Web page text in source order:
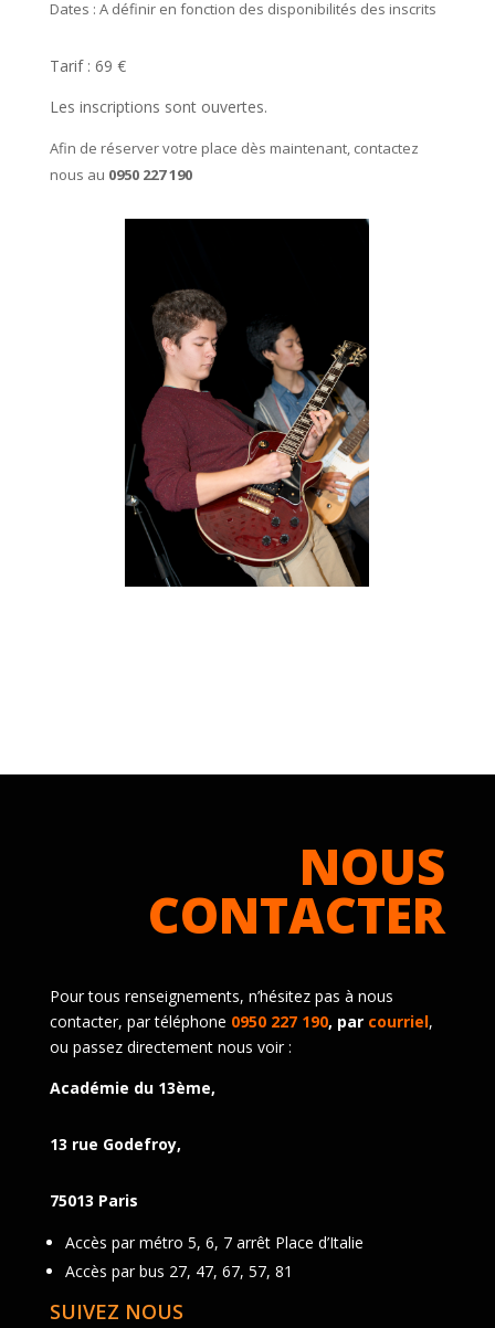
Dates : A définir en fonction des disponibilités des inscrits
Tarif : 69 €
Les inscriptions sont ouvertes.
Afin de réserver votre place dès maintenant, contactez
nous au 0950 227 190
NOUS
CONTACTER
Pour tous renseignements, n’hésitez pas à nous
contacter, par téléphone 0950 227 190, par courriel,
ou passez directement nous voir :
Académie du 13ème,
13 rue Godefroy,
75013 Paris
Accès par métro 5, 6, 7 arrêt Place d’Italie
Accès par bus 27, 47, 67, 57, 81
SUIVEZ NOUS